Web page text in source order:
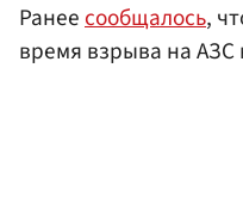
Ранеесообщалось,
время взрыва на АЗС